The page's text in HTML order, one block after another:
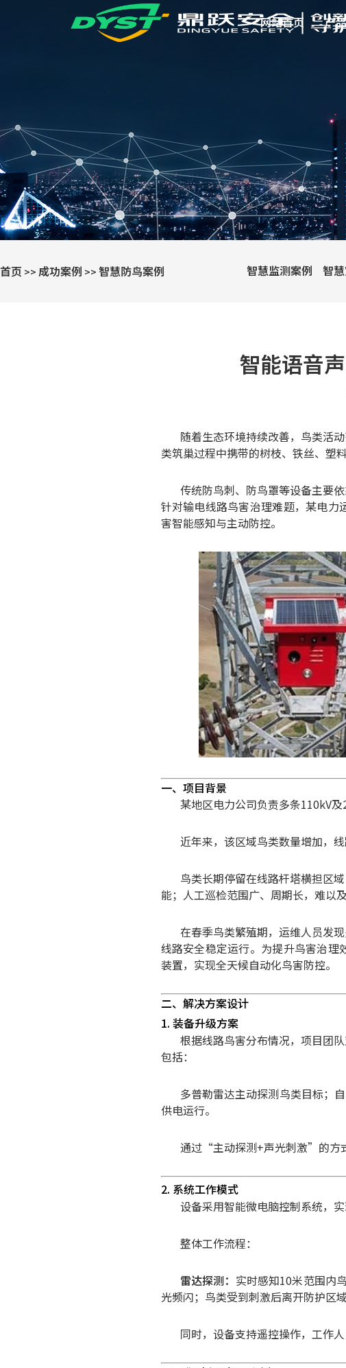
网站首页 产
首页 >> 成功案例 >> 智慧防鸟案例 智慧监测案例 智
智能语音
随着生态环境持续改善，鸟类活
类筑巢过程中携带的树枝、铁丝、塑
传统防鸟刺、防鸟罩等设备主要
针对输电线路鸟害治理难题，某电
害智能感知与主动防控。
一、项目背景
某地区电力公司负责多条110kV
近年来，该区域鸟类数量增加，
鸟类长期停留在线路杆塔横担区域
能； 人工巡检范围广、周期长，难以
在春季鸟类繁殖期，运维人员发
线路安全稳定运行。 为提升鸟害治理
装置，实现全天候自动化鸟害防控。
二、解决方案设计
1. 装备升级方案
根据线路鸟害分布情况，项目团
包括：
多普勒雷达主动探测鸟类目标；
供电运行。
通过“主动探测+声光刺激”的方
2. 系统工作模式
设备采用智能微电脑控制系统，实
整体工作流程：
雷达探测： 实时感知10米范围内
光频闪； 鸟类受到刺激后离开防护区域
同时，设备支持遥控操作，工作